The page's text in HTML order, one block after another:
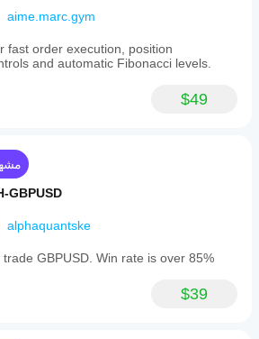
aime.marc.gym
fast order execution, position
and automatic Fibonacci levels.
$49
GBPUSD
alphaquantske
GBPUSD. Win rate is over 85%
$39